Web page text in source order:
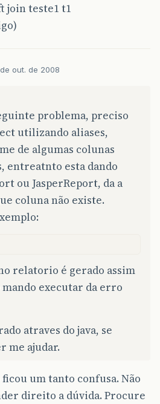
join teste1 t1
out. de 2008
problema, preciso
utilizando aliases,
de algumas colunas
entreatnto esta dando
ou JasperReport, da a
coluna não existe.
relatorio é gerado assim
executar da erro
atraves do java, se
me ajudar.
ficou um tanto confusa. Não
direito a dúvida. Procure